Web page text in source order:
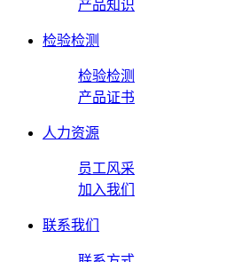
产品知识
检验检测
检验检测
产品证书
人力资源
员工风采
加入我们
联系我们